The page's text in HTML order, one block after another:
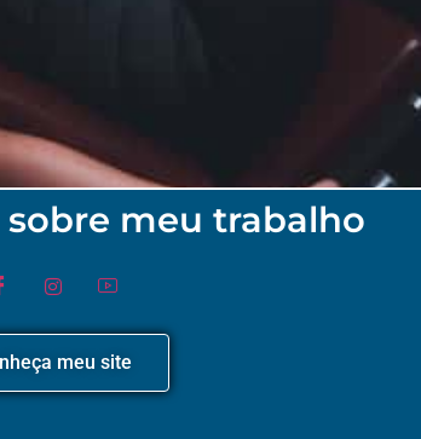
sobre meu trabalho
meu site